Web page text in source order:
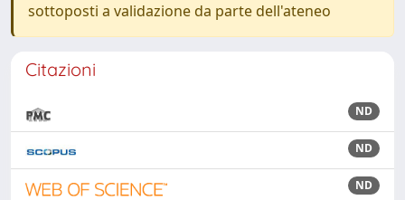
sottoposti a validazione da parte dell'ateneo
Citazioni
ND
ND
ND